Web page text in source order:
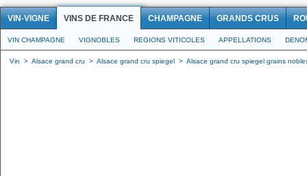
VIN-VIGNE VINS DE FRANCE CHAMPAGNE GRANDS CRUS
VIN CHAMPAGNE VIGNOBLES REGIONS VITICOLES APPELLATIONS
Vin > Alsace grand cru > Alsace grand cru spiegel > Alsace grand cru spiegel grains